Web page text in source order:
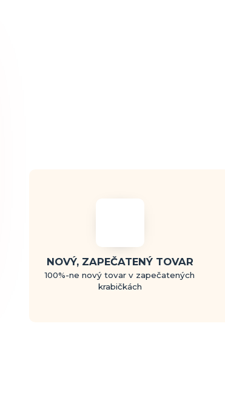
NOVÝ, ZAPEČATENÝ TOVAR
100%-ne nový tovar v zapečatených
krabičkách